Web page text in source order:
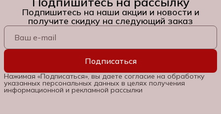
Подпишитесь на наши акции и новости и
получите скидку на следующий заказ
Подписаться
Нажимая «Подписаться», вы даете согласие на обработку
указанных персональных данных в целях получения
информационной и рекламной рассылки